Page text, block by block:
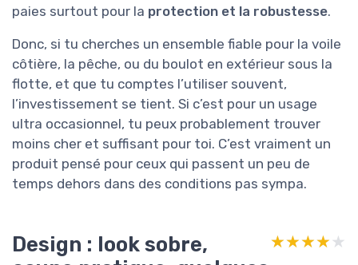
paies surtout pour la protection et la robustesse.
Donc, si tu cherches un ensemble fiable pour la voile
côtière, la pêche, ou du boulot en extérieur sous la
flotte, et que tu comptes l’utiliser souvent,
l’investissement se tient. Si c’est pour un usage
ultra occasionnel, tu peux probablement trouver
moins cher et suffisant pour toi. C’est vraiment un
produit pensé pour ceux qui passent un peu de
temps dehors dans des conditions pas sympa.
Design : look sobre,
★★★★★
★★★★★